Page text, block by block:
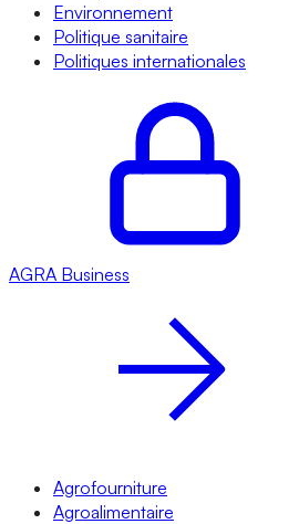
Environnement
Politique sanitaire
Politiques internationales
AGRA Business
Agrofourniture
Agroalimentaire